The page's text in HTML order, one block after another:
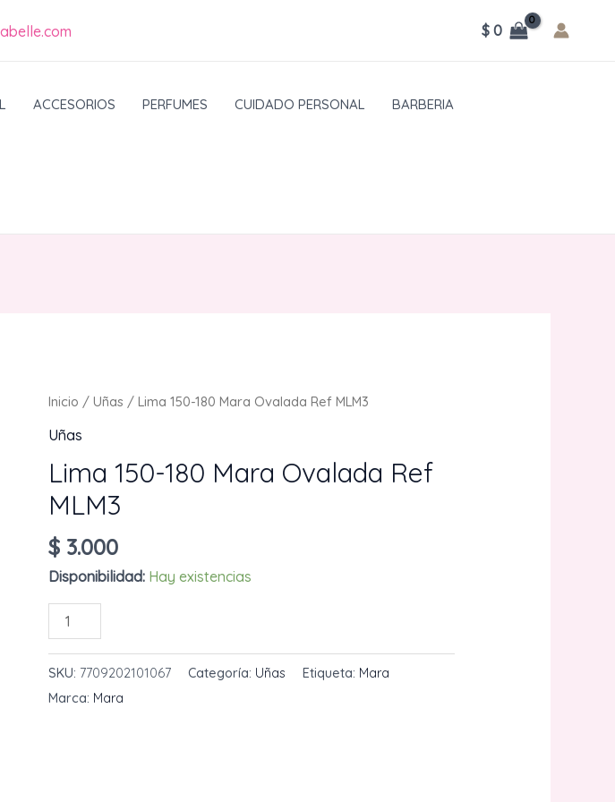
$0
ACCESORIOS PERFUMES CUIDADO PERSONAL BARBERIA
Inicio /Uñas / Lima 150-180 Mara Ovalada Ref MLM3
Uñas
Lima 150-180 Mara Ovalada Ref
MLM3
$ 3.000
Disponibilidad: Hay existencias
Lima
150-
180
Mara
SKU: 7709202101067 Categoría: Uñas Etiqueta: Mara
Marca: Mara